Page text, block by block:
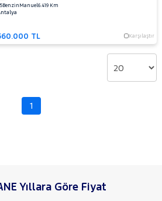
Benzin Manuel6.419 Km
TL Karşılaştır
1
Yıllara Göre Fiyat